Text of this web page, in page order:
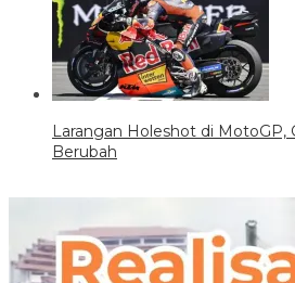
Larangan Holeshot di MotoGP,
Berubah